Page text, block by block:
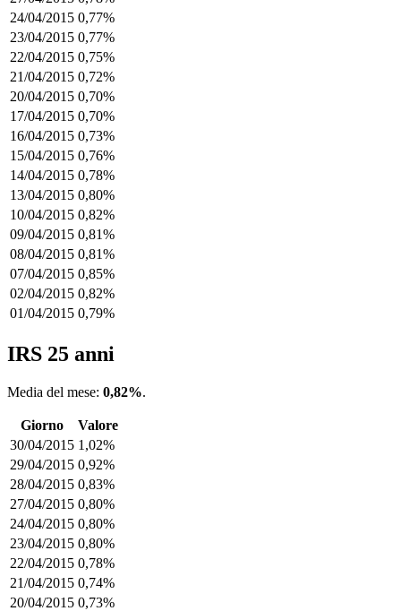
24/04/2015 0,77%
23/04/2015 0,77%
22/04/2015 0,75%
21/04/2015 0,72%
20/04/2015 0,70%
17/04/2015 0,70%
16/04/2015 0,73%
15/04/2015 0,76%
14/04/2015 0,78%
13/04/2015 0,80%
10/04/2015 0,82%
09/04/2015 0,81%
08/04/2015 0,81%
07/04/2015 0,85%
02/04/2015 0,82%
01/04/2015 0,79%
IRS 25 anni
Media del mese: 0,82%.
Giorno
Valore
30/04/2015 1,02%
29/04/2015 0,92%
28/04/2015 0,83%
27/04/2015 0,80%
24/04/2015 0,80%
23/04/2015 0,80%
22/04/2015 0,78%
21/04/2015 0,74%
20/04/2015 0,73%